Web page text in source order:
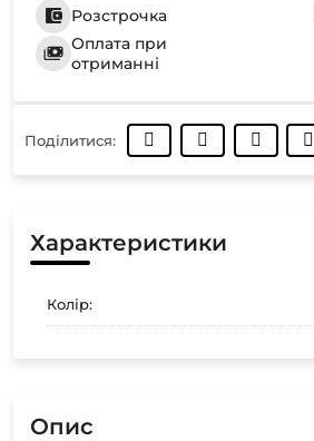
Розстрочка
Оплата при
отриманні
Поділитися:
Характеристики
Колір:
Опис